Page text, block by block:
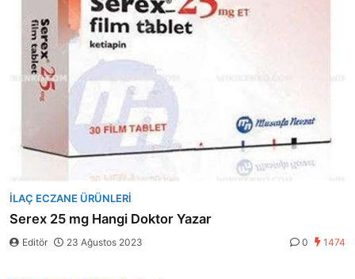
İLAÇ ECZANE ÜRÜNLERI
Serex 25 mg Hangi Doktor Yazar
Editör 23 Ağustos 2023 0 1474